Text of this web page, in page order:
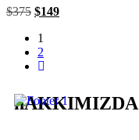
$375 $149
1
2
hAKKIMIZDA